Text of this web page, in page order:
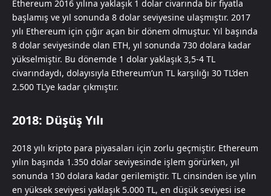
Ethereum 2016 yılına yaklaşık 1 dolar civarında bir fiyatla
başlamış ve yıl sonunda 8 dolar seviyesine ulaşmıştır. 2017
yılı Ethereum için çığır açan bir dönem olmuştur. Yıl başında
8 dolar seviyesinde olan ETH, yıl sonunda 730 dolara kadar
yükselmiştir. Bu dönemde 1 dolar yaklaşık 3,5-4 TL
civarındaydı, dolayısıyla Ethereum’un TL karşılığı 30 TL’den
2.500 TL’ye kadar çıkmıştır.
2018: Düşüş Yılı
2018 yılı kripto para piyasaları için zorlu geçmiştir. Ethereum
yılın başında 1.350 dolar seviyesinde işlem görürken, yıl
sonunda 130 dolara kadar gerilemiştir. TL cinsinden ise yılın
en yüksek seviyesi yaklaşık 5.000 TL, en düşük seviyesi ise